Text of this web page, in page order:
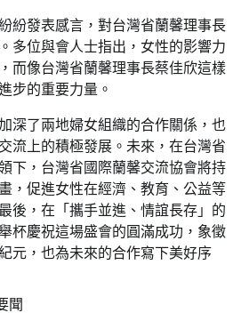
紛發表感言，對台灣省蘭馨理事長
多位與會人士指出，女性的影響力
而像台灣省蘭馨理事長蔡佳欣這樣
步的重要力量。
深了兩地婦女組織的合作關係，也
流上的積極發展。未來，在台灣省
下，台灣省國際蘭馨交流協會將持
，促進女性在經濟、教育、公益等
後，在「攜手並進、情誼長存」的
杯慶祝這場盛會的圓滿成功，象徵
元，也為未來的合作寫下美好序
聞